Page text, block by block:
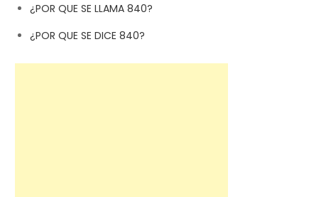
¿POR QUE SE LLAMA 840?
¿POR QUE SE DICE 840?